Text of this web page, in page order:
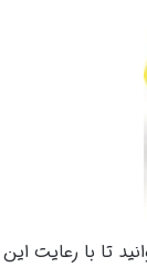
تا با رعایت